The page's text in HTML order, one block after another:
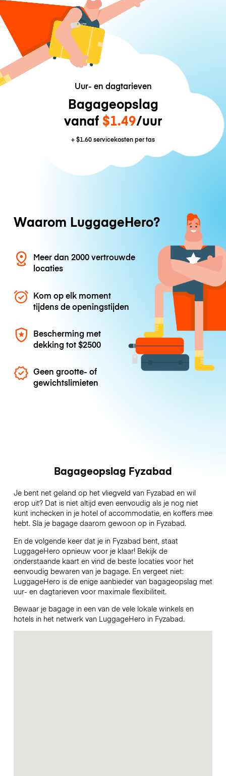
Uur- en dagtarieven
Bagageopslag
vanaf $1.49/uur
+$1.60servicekosten per tas
Waarom LuggageHero?
Meer dan 2000 vertrouwde
locaties
Kom op elk moment
tijdens de openingstijden
Bescherming met
dekking tot$2500
Geen grootte- of
gewichtslimieten
Bagageopslag Fyzabad
Je bent net geland op het vliegveld van Fyzabad en wil
erop uit? Dat is niet altijd even eenvoudig als je nog niet
kunt inchecken in je hotel of accommodatie, en koffers mee
hebt. Sla je bagage daarom gewoon op in Fyzabad.
En de volgende keer dat je in Fyzabad bent, staat
LuggageHero opnieuw voor je klaar! Bekijk de
onderstaande kaart en vind de beste locaties voor het
eenvoudig bewaren van je bagage. En vergeet niet:
LuggageHero is de enige aanbieder van bagageopslag met
uur- en dagtarieven voor maximale flexibiliteit.
Bewaar je bagage in een van de vele lokale winkels en
hotels in het netwerk van LuggageHero in Fyzabad.